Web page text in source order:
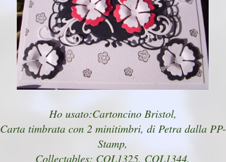
Ho usato:Cartoncino Bristol,
Carta timbrata con 2 minitimbri, di Petra dalla PP-
Stamp,
Collectables: COL1325, COL1344,